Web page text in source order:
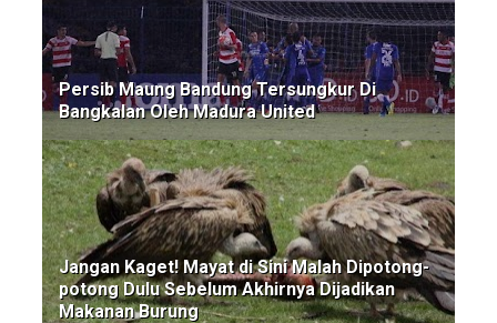
Persib Maung Bandung Tersungkur Di
Bangkalan Oleh Madura United
Jangan Kaget! Mayat di Sini Malah Dipotong-
potong Dulu Sebelum Akhirnya Dijadikan
Makanan Burung